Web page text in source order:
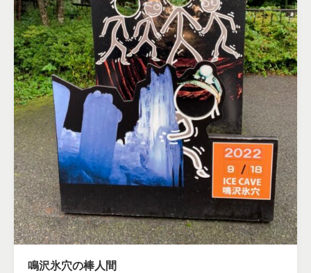
鳴沢氷穴の棒人間